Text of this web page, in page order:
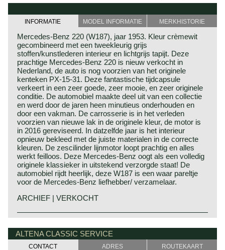
INFORMATIE MODEL INFORMATIE MERKHISTORIE
Mercedes-Benz 220 (W187), jaar 1953. Kleur crèmewit
gecombineerd met een tweekleurig grijs
stoffen/kunstlederen interieur en lichtgrijs tapijt. Deze
prachtige Mercedes-Benz 220 is nieuw verkocht in
Nederland, de auto is nog voorzien van het originele
kenteken PX-15-31. Deze fantastische tijdcapsule
verkeert in een zeer goede, zeer mooie, en zeer originele
conditie. De automobiel maakte deel uit van een collectie
en werd door de jaren heen minutieus onderhouden en
door een vakman. De carrosserie is in het verleden
voorzien van nieuwe lak in de originele kleur, de motor is
in 2016 gereviseerd. In datzelfde jaar is het interieur
opnieuw bekleed met de juiste materialen in de correcte
kleuren. De zescilinder lijnmotor loopt prachtig en alles
werkt feilloos. Deze Mercedes-Benz oogt als een volledig
originele klassieker in uitstekend verzorgde staat! De
automobiel rijdt heerlijk, deze W187 is een waar pareltje
voor de Mercedes-Benz liefhebber/ verzamelaar.
ARCHIEF | VERKOCHT
Technische gegevens
6 cilinder motor
cilinderinhoud: 2195 cc.
Mercedes-Benz historie
Mercedes-Benz ontstond in 1926 door de fusie tussen de
autofabrikanten Daimler en Benz.
ALTENA CLASSIC SERVICE
CONTACT ADRES ROUTEKAART